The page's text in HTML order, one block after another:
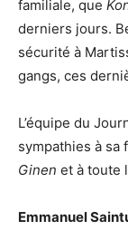
familiale, que
derniers jours.
sécurité à
gangs, ces
L’équipe du
sympathies à sa
Ginen et à toute
Emmanuel